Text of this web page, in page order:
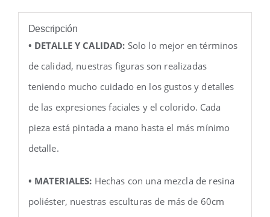
Descripción
• DETALLE Y CALIDAD: Solo lo mejor en términos
de calidad, nuestras figuras son realizadas
teniendo mucho cuidado en los gustos y detalles
de las expresiones faciales y el colorido. Cada
pieza está pintada a mano hasta el más mínimo
detalle.
• MATERIALES: Hechas con una mezcla de resina
poliéster, nuestras esculturas de más de 60cm